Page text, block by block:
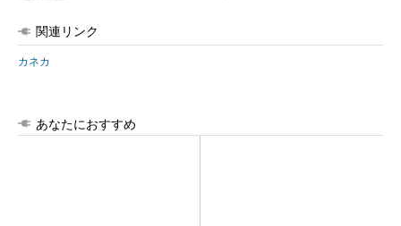
関連リンク
カネカ
あなたにおすすめ